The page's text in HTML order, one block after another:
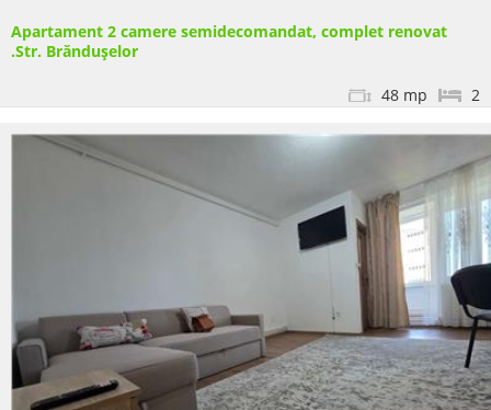
Apartament 2 camere semidecomandat, complet renovat
.Str. Brăndușelor
2
48 mp